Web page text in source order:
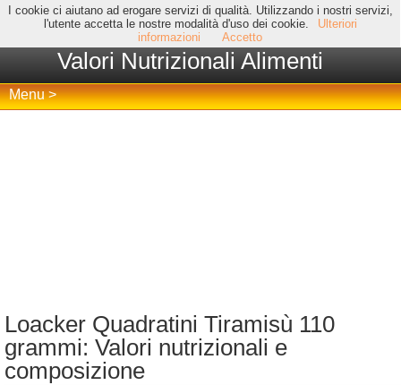
I cookie ci aiutano ad erogare servizi di qualità. Utilizzando i nostri servizi,
l'utente accetta le nostre modalità d'uso dei cookie.
Ulteriori
informazioni
Accetto
Valori Nutrizionali Alimenti
Menu >
Loacker Quadratini Tiramisù 110
grammi: Valori nutrizionali e
composizione